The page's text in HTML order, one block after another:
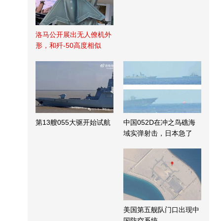
洛马公开展出无人僚机外
形，和歼-50高度相似
第13艘055大驱开始试航
中国052D在冲之鸟礁海
域实弹射击，日本急了
美国第五舰队门口出现中